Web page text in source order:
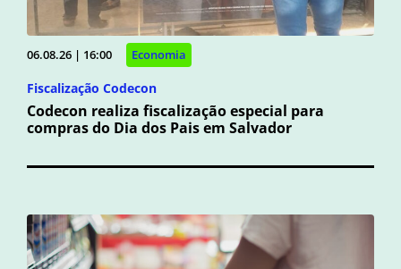
06.08.26 | 16:00 Economia
Fiscalização Codecon
Codecon realiza fiscalização especial para
compras do Dia dos Pais em Salvador